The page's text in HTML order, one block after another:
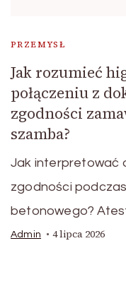
PRZEMYSŁ
Jak rozumieć
połączeniu z
zgodności
szamba?
Jak interpretować
zgodności
betonowego?
Admin 4 lipca 2026